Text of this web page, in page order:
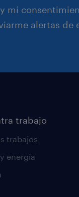
mi
alertas de
trabajo
trabajos
energía